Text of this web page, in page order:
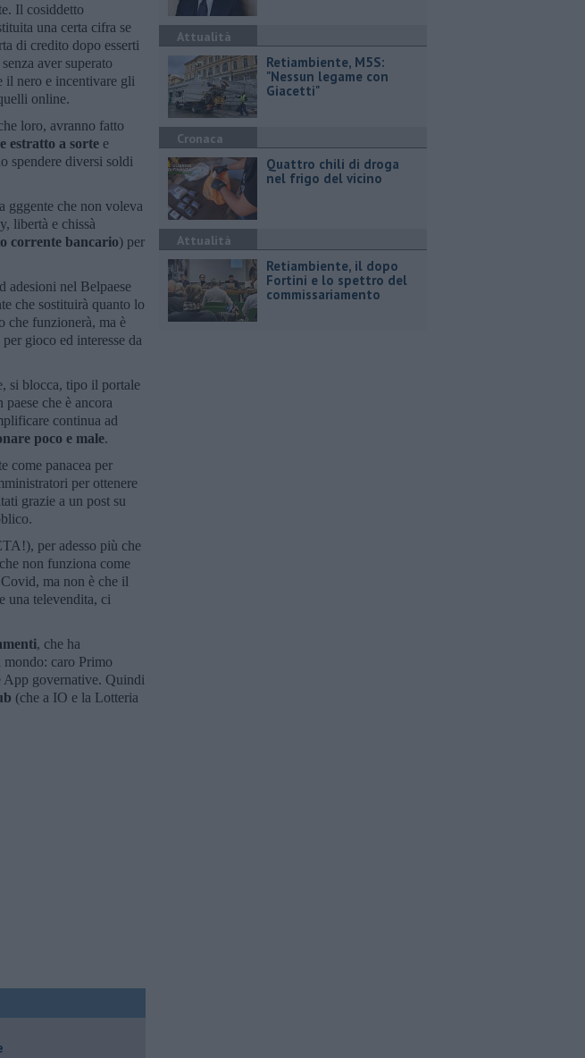
Il cosiddetto
una certa cifra se
di credito dopo esserti
aver superato
il nero e incentivare gli
online.
loro, avranno fatto
estratto a sorte e
spendere diversi soldi
gggente che non voleva
libertà e chissà
corrente bancario) per
adesioni nel Belpaese
che sostituirà quanto lo
che funzionerà, ma è
gioco ed interesse da
si blocca, tipo il portale
che è ancora
continua ad
poco e male.
come panacea per
per ottenere
grazie a un post su
per adesso più che
non funziona come
ma non è che il
una televendita, ci
, che ha
mondo: caro Primo
App governative. Quindi
(che a IO e la Lotteria
Attualità
Retiambiente, M5S:
"Nessun legame con
Giacetti"
Cronaca
Quattro chili di droga
nel frigo del vicino
Attualità
Retiambiente, il dopo
Fortini e lo spettro del
commissariamento